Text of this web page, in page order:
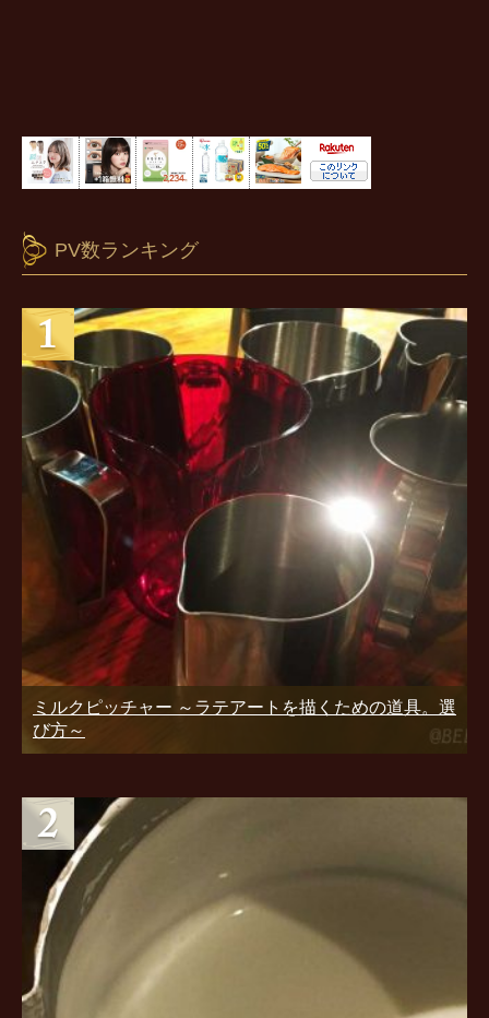
PV数ランキング
ミルクピッチャー ～ラテアートを描くための道具。選
び方～